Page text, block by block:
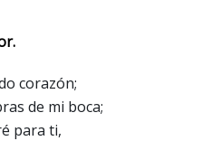
corazón;
de mi boca;
para ti,